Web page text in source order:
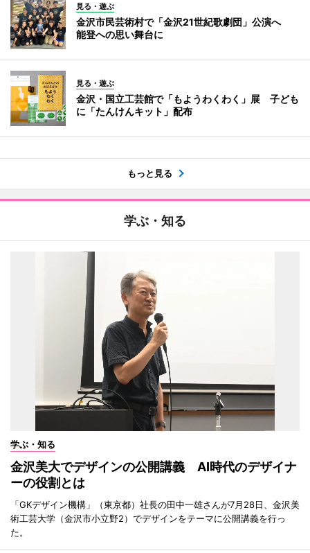
見る・遊ぶ
金沢市民芸術村で「金沢21世紀歌劇団」公演へ
能登への思い舞台に
見る・遊ぶ
金沢・国立工芸館で「もようわくわく」展 子ども
に「たんけんキット」配布
もっと見る
学ぶ・知る
学ぶ・知る
金沢美大でデザインの公開講義 AI時代のデザイナ
ーの役割とは
「GKデザイン機構」（東京都）社長の田中一雄さんが7月28日、金沢美
術工芸大学（金沢市小立野2）でデザインをテーマに公開講義を行っ
た。